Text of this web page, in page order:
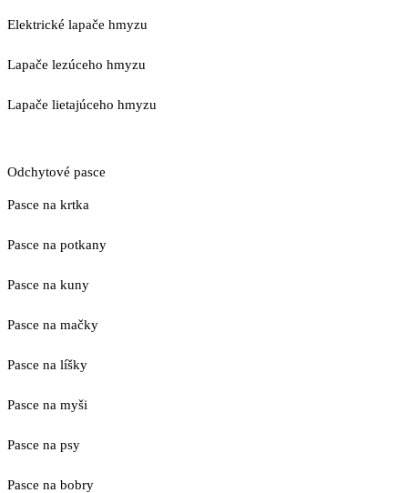
Elektrické lapače hmyzu
Lapače lezúceho hmyzu
Lapače lietajúceho hmyzu
Odchytové pasce
Pasce na krtka
Pasce na potkany
Pasce na kuny
Pasce na mačky
Pasce na líšky
Pasce na myši
Pasce na psy
Pasce na bobry